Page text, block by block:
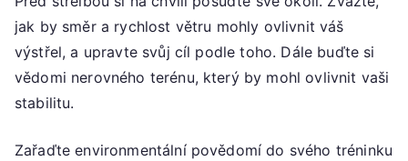
jak by směr a rychlost větru mohly ovlivnit váš
výstřel, a upravte svůj cíl podle toho. Dále buďte si
vědomi nerovného terénu, který by mohl ovlivnit vaši
stabilitu.
Zařaďte environmentální povědomí do svého tréninku